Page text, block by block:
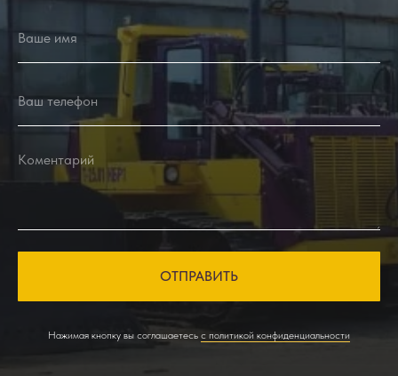
ОТПРАВИТЬ
Нажимая кнопку вы соглашаетесь с политикой конфиденциальности